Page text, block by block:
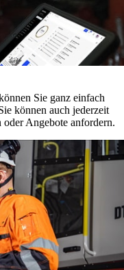
Sie ganz einfach
können auch jederzeit
oder Angebote anfordern.